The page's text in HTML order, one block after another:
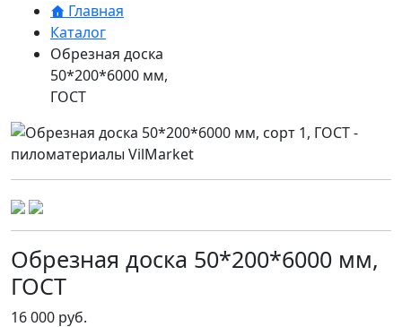
Главная
Каталог
Обрезная доска
50*200*6000 мм,
ГОСТ
Обрезная доска 50*200*6000 мм,
ГОСТ
16 000 руб.